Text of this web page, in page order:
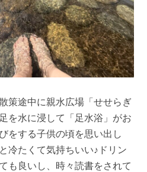
策途中に親水広場「せせらぎ
を水に浸して「足水浴」がお
をする子供の頃を思い出し
冷たくて気持ちいい♪ドリン
も良いし、時々読書をされて